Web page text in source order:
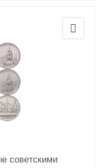
советскими